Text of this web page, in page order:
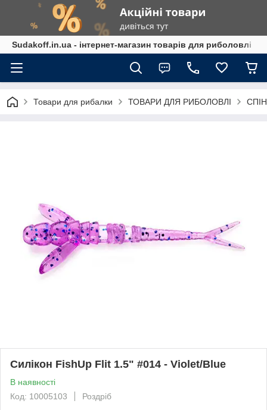
Sudakoff.in.ua - інтернет-магазин товарів для риболовлі
Товари для рибалки ТОВАРИ ДЛЯ РИБОЛОВЛІ
Силікон FishUp Flit 1.5" #014 - Violet/Blue
В наявності
Код: 10005103
Роздріб